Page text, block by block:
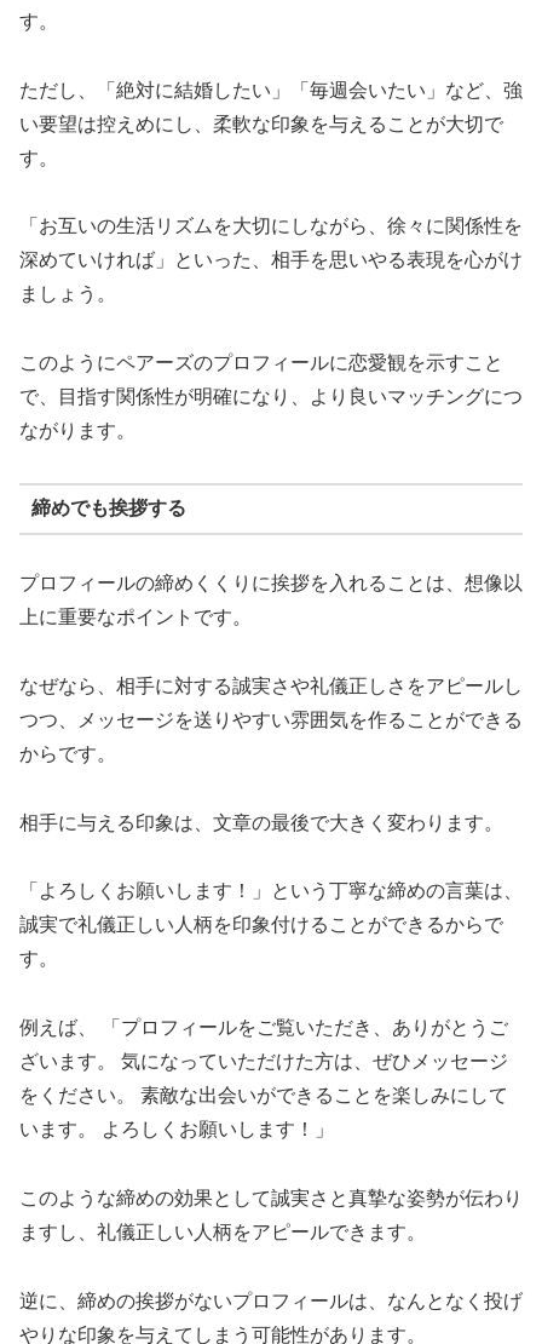
す。
ただし、「絶対に結婚したい」「毎週会いたい」など、強
い要望は控えめにし、柔軟な印象を与えることが大切で
す。
「お互いの生活リズムを大切にしながら、徐々に関係性を
深めていければ」といった、相手を思いやる表現を心がけ
ましょう。
このようにペアーズのプロフィールに恋愛観を示すこと
で、目指す関係性が明確になり、より良いマッチングにつ
ながります。
締めでも挨拶する
プロフィールの締めくくりに挨拶を入れることは、想像以
上に重要なポイントです。
なぜなら、相手に対する誠実さや礼儀正しさをアピールし
つつ、メッセージを送りやすい雰囲気を作ることができる
からです。
相手に与える印象は、文章の最後で大きく変わります。
「よろしくお願いします！」という丁寧な締めの言葉は、
誠実で礼儀正しい人柄を印象付けることができるからで
す。
例えば、 「プロフィールをご覧いただき、ありがとうご
ざいます。 気になっていただけた方は、ぜひメッセージ
をください。 素敵な出会いができることを楽しみにして
います。 よろしくお願いします！」
このような締めの効果として誠実さと真摯な姿勢が伝わり
ますし、礼儀正しい人柄をアピールできます。
逆に、締めの挨拶がないプロフィールは、なんとなく投げ
やりな印象を与えてしまう可能性があります。